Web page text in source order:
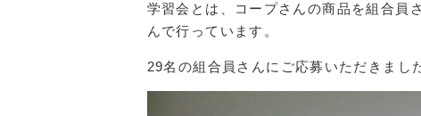
学習会とは、コープさんの商品を組合員
んで行っています。
29名の組合員さんにご応募いただきまし